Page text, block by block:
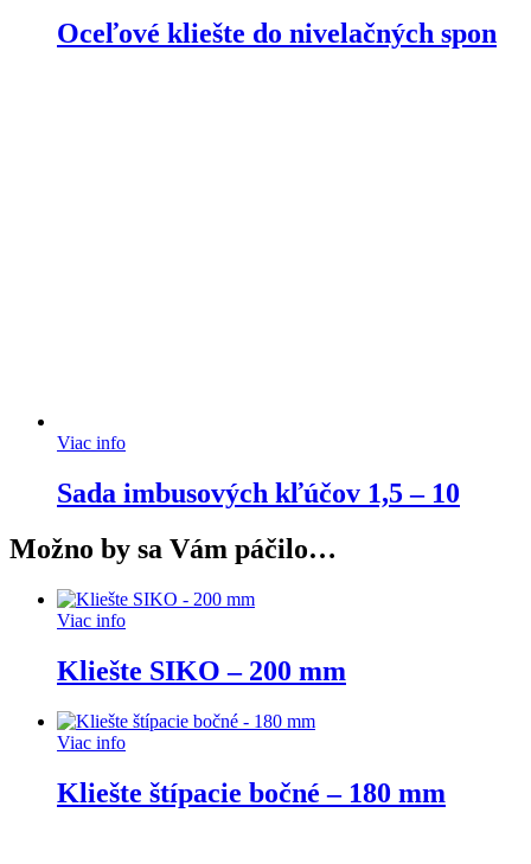
Oceľové kliešte do nivelačných spon
Viac info
Sada imbusových kľúčov 1,5 – 10
Možno by sa Vám páčilo…
Viac info
Kliešte SIKO – 200 mm
Viac info
Kliešte štípacie bočné – 180 mm